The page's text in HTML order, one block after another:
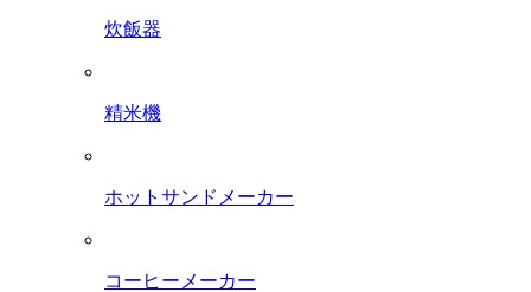
炊飯器
精米機
ホットサンドメーカー
コーヒーメーカー